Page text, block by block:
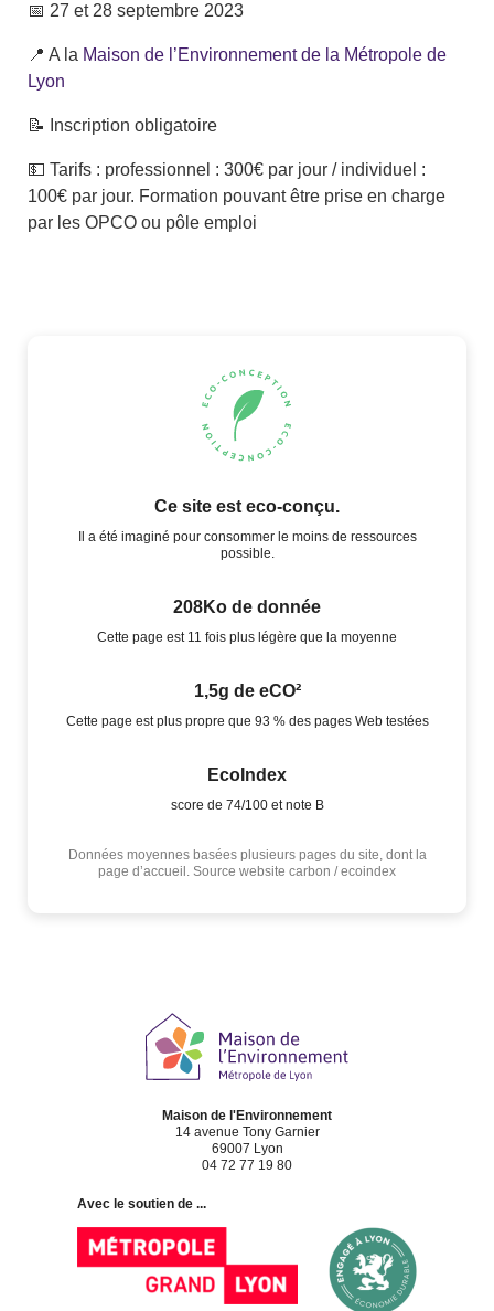
📅 27 et 28 septembre 2023
📍 A la Maison de l’Environnement de la Métropole de
Lyon
📝 Inscription obligatoire
💵 Tarifs : professionnel : 300€ par jour / individuel :
100€ par jour. Formation pouvant être prise en charge
par les OPCO ou pôle emploi
Ce site est eco-conçu.
Il a été imaginé pour consommer le moins de ressources
possible.
208Ko de donnée
Cette page est 11 fois plus légère que la moyenne
1,5g de eCO²
Cette page est plus propre que 93 % des pages Web testées
EcoIndex
score de 74/100 et note B
Données moyennes basées plusieurs pages du site, dont la
page d’accueil. Source website carbon / ecoindex
Maison de l'Environnement
14 avenue Tony Garnier
69007 Lyon
04 72 77 19 80
Avec le soutien de ...